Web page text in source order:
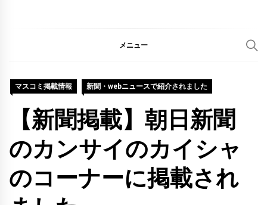
メニュー
マスコミ掲載情報 新聞・webニュースで紹介されました
【新聞掲載】朝日新聞
のカンサイのカイシャ
のコーナーに掲載され